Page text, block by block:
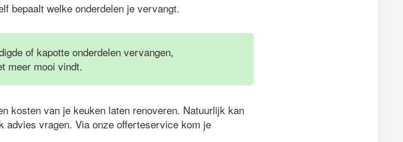
bepaalt welke onderdelen je vervangt.
of kapotte onderdelen vervangen,
meer mooi vindt.
kosten van je keuken laten renoveren. Natuurlijk kan
advies vragen. Via onze offerteservice kom je